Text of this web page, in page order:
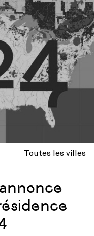
Toutes les villes